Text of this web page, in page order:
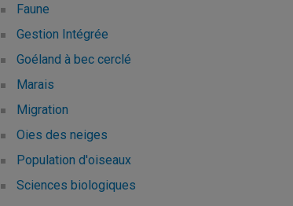
Faune
Gestion Intégrée
Goéland à bec cerclé
Marais
Migration
Oies des neiges
Population d'oiseaux
Sciences biologiques